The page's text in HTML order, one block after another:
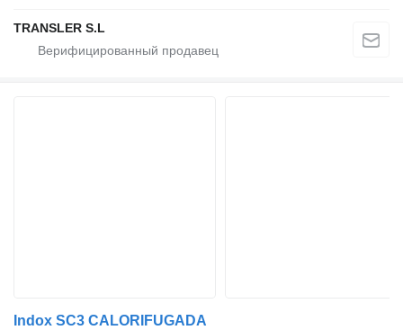
TRANSLER S.L
Indox SC3 CALORIFUGADA